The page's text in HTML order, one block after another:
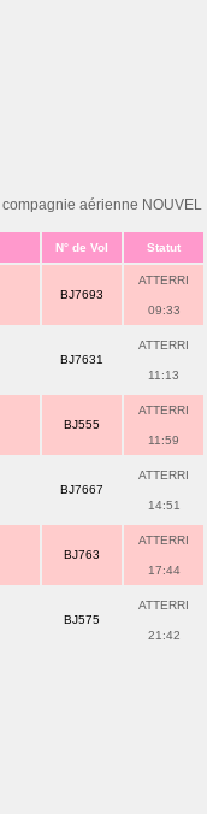
aérienne NOUVEL
N° de Vol Statut
BJ7693
ATTERRI
09:33
BJ7631
ATTERRI
11:13
BJ555
ATTERRI
11:59
BJ7667
ATTERRI
14:51
BJ763
ATTERRI
17:44
BJ575
ATTERRI
21:42